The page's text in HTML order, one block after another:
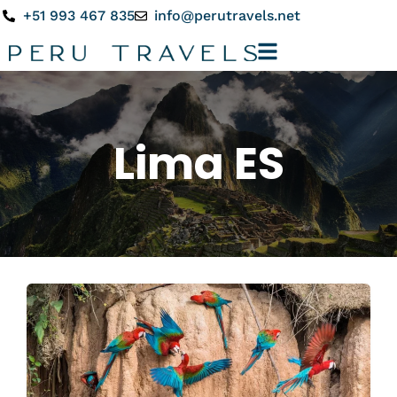
+51 993 467 835 info@perutravels.net
Lima ES